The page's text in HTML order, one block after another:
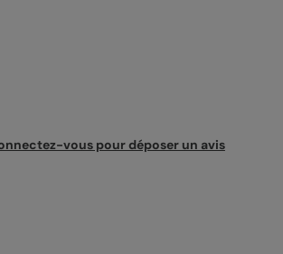
vous pour déposer un avis